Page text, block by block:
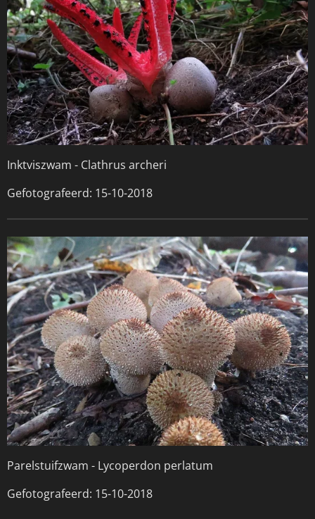
Inktviszwam - Clathrus archeri
Gefotografeerd: 15-10-2018
Parelstuifzwam - Lycoperdon perlatum
Gefotografeerd: 15-10-2018